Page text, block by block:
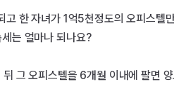
고 한 자녀가 1억5천정도의 오피스텔
는 얼마나 되나요?
그 오피스텔을 6개월 이내에 팔면